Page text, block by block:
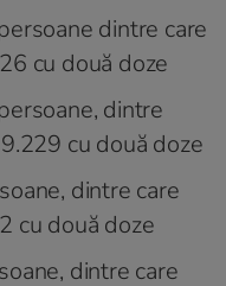
dintre care
cu două doze
dintre
cu două doze
dintre care
cu două doze
dintre care